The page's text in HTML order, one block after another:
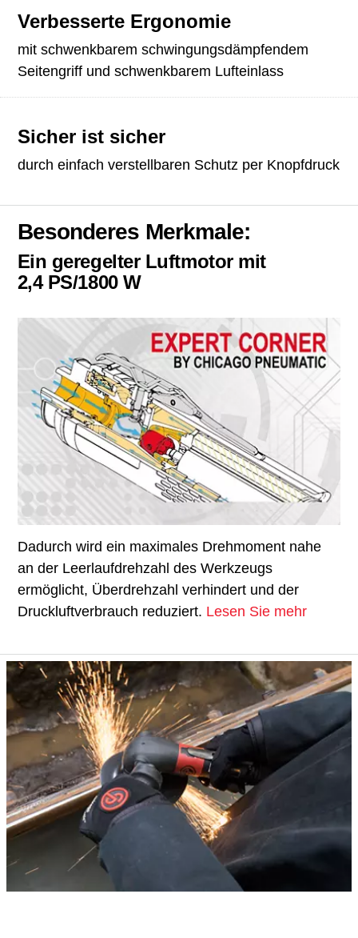
Verbesserte Ergonomie
mit schwenkbarem schwingungsdämpfendem
Seitengriff und schwenkbarem Lufteinlass
Sicher ist sicher
durch einfach verstellbaren Schutz per Knopfdruck
Besonderes Merkmale:
Ein geregelter Luftmotor mit
2,4 PS/1800 W
Dadurch wird ein maximales Drehmoment nahe
an der Leerlaufdrehzahl des Werkzeugs
ermöglicht, Überdrehzahl verhindert und der
Druckluftverbrauch reduziert. Lesen Sie mehr